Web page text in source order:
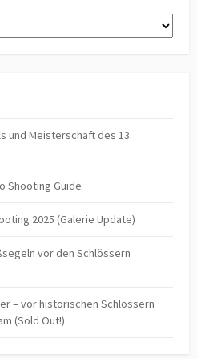
und Meisterschaft des 13.
Shooting Guide
2025 (Galerie Update)
vor den Schlössern
– vor historischen Schlössern
(Sold Out!)